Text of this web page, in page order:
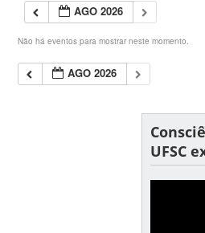
AGO 2026
Não há eventos para mostrar neste momento.
AGO 2026
UFSC